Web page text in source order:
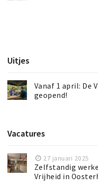
Uitjes
Vanaf 1 april: De
geopend!
Vacatures
27 januari 2025
Zelfstandig
Vrijheid in